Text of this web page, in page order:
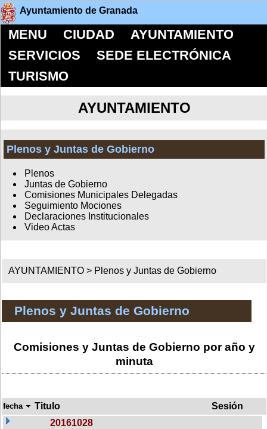
Ayuntamiento de Granada
MENU CIUDAD
AYUNTAMIENTO
SERVICIOS
SEDE ELECTRÓNICA
TURISMO
AYUNTAMIENTO
Plenos y Juntas de Gobierno
Plenos
Juntas de Gobierno
Comisiones Municipales Delegadas
Seguimiento Mociones
Declaraciones Institucionales
Video Actas
AYUNTAMIENTO > Plenos y Juntas de Gobierno
Plenos y Juntas de Gobierno
Comisiones y Juntas de Gobierno por año y
minuta
fecha Titulo
Sesión
20161028